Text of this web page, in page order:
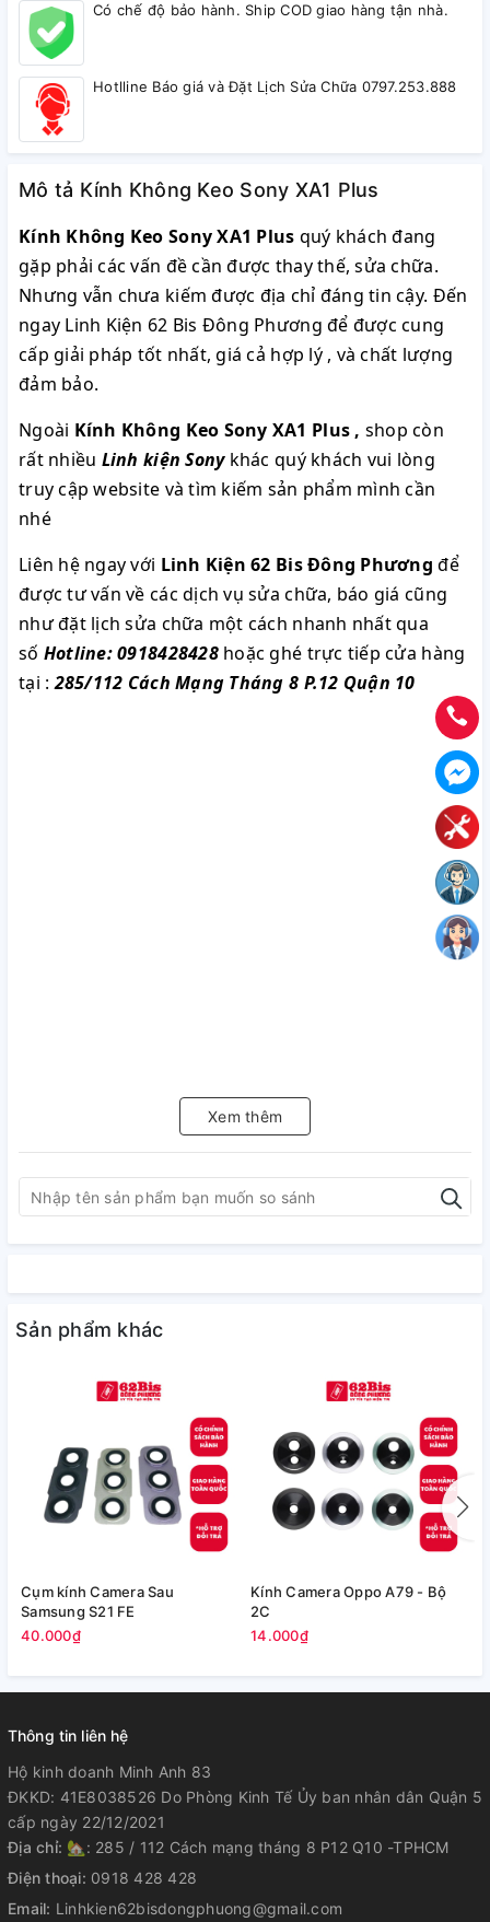
Có chế độ bảo hành. Ship COD giao hàng tận nhà.
Hotlline Báo giá và Đặt Lịch Sửa Chữa 0797.253.888
Mô tả Kính Không Keo Sony XA1 Plus
Kính Không Keo Sony XA1 Plus quý khách đang
gặp phải các vấn đề cần được thay thế, sửa chữa.
Nhưng vẫn chưa kiếm được địa chỉ đáng tin cậy. Đến
ngay Linh Kiện 62 Bis Đông Phương để được cung
cấp giải pháp tốt nhất, giá cả hợp lý , và chất lượng
đảm bảo.
Ngoài Kính Không Keo Sony XA1 Plus , shop còn
rất nhiều Linh kiện Sonykhác quý khách vui lòng
truy cập website và tìm kiếm sản phẩm mình cần
nhé
Liên hệ ngay với Linh Kiện 62 Bis Đông Phương để
được tư vấn về các dịch vụ sửa chữa, báo giá cũng
như đặt lịch sửa chữa một cách nhanh nhất qua
số Hotline: 0918428428hoặc ghé trực tiếp cửa hàng
tại :285/112 Cách Mạng Tháng 8 P.12 Quận 10
Xem thêm
Sản phẩm khác
Cụm kính Camera Sau
Samsung S21 FE
40.000₫
Kính Camera Oppo A79 - Bộ
2C
14.000₫
Thông tin liên hệ
Hộ kinh doanh Minh Anh 83
ĐKKD: 41E8038526 Do Phòng Kinh Tế Ủy ban nhân dân Quận 5
cấp ngày 22/12/2021
Địa chỉ: 🏡: 285 / 112 Cách mạng tháng 8 P12 Q10 -TPHCM
Điện thoại: 0918 428 428
Email: Linhkien62bisdongphuong@gmail.com